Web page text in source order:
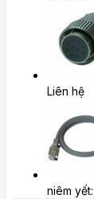
Liên hệ
niêm yết: